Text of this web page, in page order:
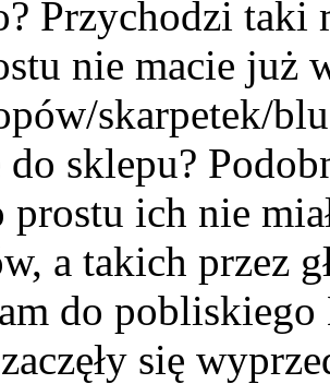
Przychodzi taki
nie macie już
skarpetek/
sklepu?
prostu ich nie
a takich przez
do
się